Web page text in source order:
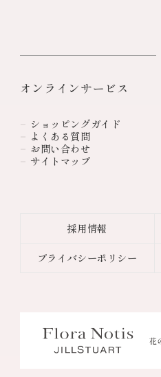
オンラインサービス
ショッピングガイド
よくある質問
お問い合わせ
サイトマップ
採用情報
プライバシーポリシー